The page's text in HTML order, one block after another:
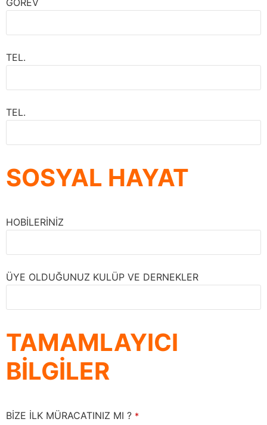
GÖREV
TEL.
TEL.
SOSYAL HAYAT
HOBİLERİNİZ
ÜYE OLDUĞUNUZ KULÜP VE DERNEKLER
TAMAMLAYICI
BİLGİLER
BİZE İLK MÜRACATINIZ MI ? *